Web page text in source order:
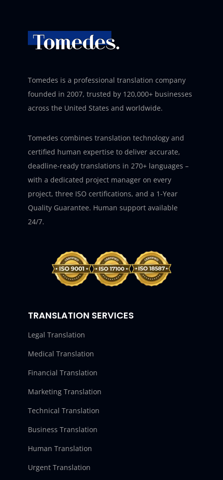
Tomedes is a professional translation company
founded in 2007, trusted by 120,000+ businesses
across the United States and worldwide.
Tomedes combines translation technology and
certified human expertise to deliver accurate,
deadline-ready translations in 270+ languages –
with a dedicated project manager on every
project, three ISO certifications, and a 1-Year
Quality Guarantee. Human support available
24/7.
TRANSLATION SERVICES
Legal Translation
Medical Translation
Financial Translation
Marketing Translation
Technical Translation
Business Translation
Human Translation
Urgent Translation